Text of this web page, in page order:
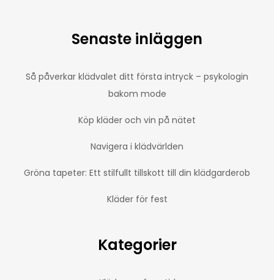
Senaste inläggen
Så påverkar klädvalet ditt första intryck – psykologin
bakom mode
Köp kläder och vin på nätet
Navigera i klädvärlden
Gröna tapeter: Ett stilfullt tillskott till din klädgarderob
Kläder för fest
Kategorier